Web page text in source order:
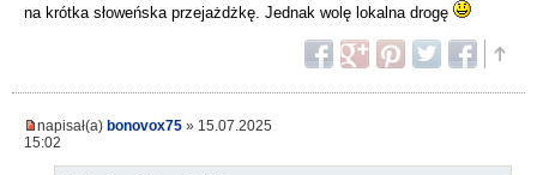
na krótka słoweńska przejażdżkę. Jednak wolę lokalna drogę
napisał(a) bonovox75 » 15.07.2025
15:02